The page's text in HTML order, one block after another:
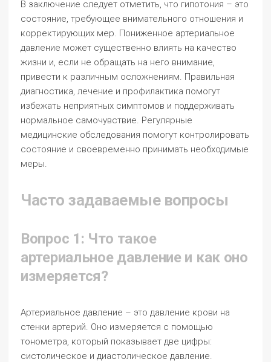
В заключение следует отметить, что гипотония – это
состояние, требующее внимательного отношения и
корректирующих мер. Пониженное артериальное
давление может существенно влиять на качество
жизни и, если не обращать на него внимание,
привести к различным осложнениям. Правильная
диагностика, лечение и профилактика помогут
избежать неприятных симптомов и поддерживать
нормальное самочувствие. Регулярные
медицинские обследования помогут контролировать
состояние и своевременно принимать необходимые
меры.
Часто задаваемые вопросы
Вопрос 1: Что такое
артериальное давление и как оно
измеряется?
Артериальное давление – это давление крови на
стенки артерий. Оно измеряется с помощью
тонометра, который показывает две цифры:
систолическое и диастолическое давление.